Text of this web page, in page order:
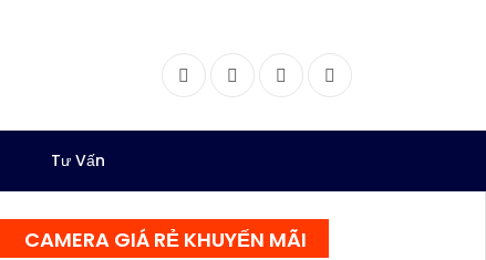
FacebookTwitter InstagramDribbble
Tư Vấn
CAMERA GIÁ RẺ KHUYẾN MÃI